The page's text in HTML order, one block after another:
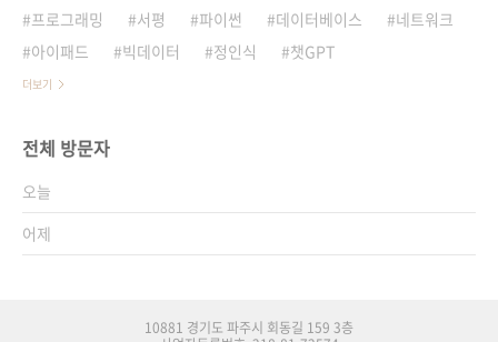
프로그래밍
서평 파이썬 데이터베이스
네트워크
아이패드
빅데이터 정인식 챗GPT
더보기
전체 방문자
오늘
어제
10881 경기도 파주시 회동길 159 3층